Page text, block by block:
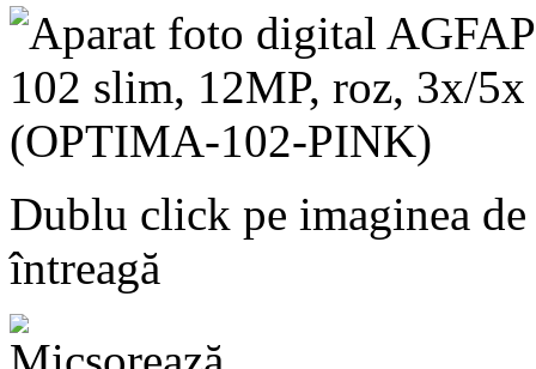
Dublu click pe imaginea de
întreagă